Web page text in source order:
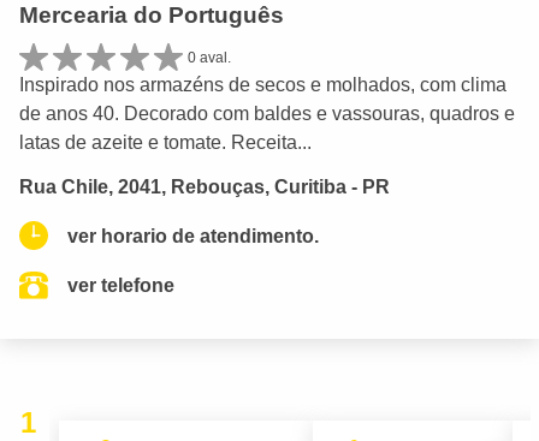
Mercearia do Português
0 aval.
Inspirado nos armazéns de secos e molhados, com clima
de anos 40. Decorado com baldes e vassouras, quadros e
latas de azeite e tomate. Receita...
Rua Chile, 2041, Rebouças, Curitiba - PR
ver horario de atendimento.
ver telefone
1